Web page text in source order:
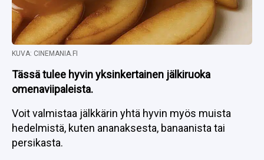
KUVA: CINEMANIA.FI
Tässä tulee hyvin yksinkertainen jälkiruoka
omenaviipaleista.
Voit valmistaa jälkkärin yhtä hyvin myös muista
hedelmistä, kuten ananaksesta, banaanista tai
persikasta.